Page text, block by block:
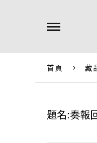
首頁 藏
題名:奏報